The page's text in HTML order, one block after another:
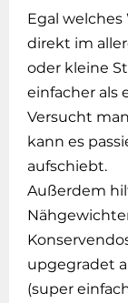
Egal welches
direkt im
oder kleine
einfacher als
Versucht
kann es
aufschiebt.
Außerdem
upgegradet
(super